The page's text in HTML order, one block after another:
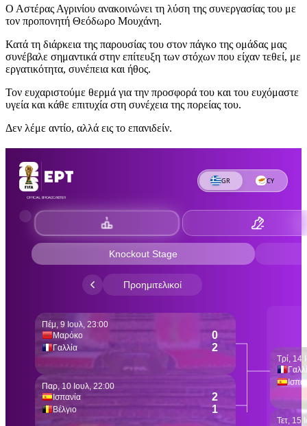
Ο Αστέρας Αγρινίου ανακοινώνει τη λύση της συνεργασίας του με
τον προπονητή Θεόδωρο Μουχάνη.
Κατά τη διάρκεια της παρουσίας του στον πάγκο της ομάδας μας
συνέβαλε σημαντικά στην επίτευξη των στόχων που είχαν τεθεί, με
εργατικότητα, συνέπεια και ήθος.
Τον ευχαριστούμε θερμά για την προσφορά του και του ευχόμαστε
υγεία και κάθε επιτυχία στη συνέχεια της πορείας του.
Δεν λέμε αντίο, αλλά εις το επανιδείν.